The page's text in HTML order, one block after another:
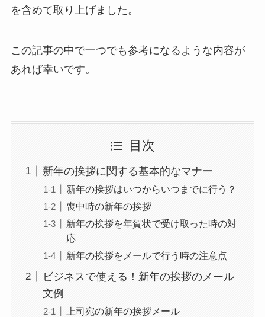
を含めて取り上げました。
この記事の中で一つでも参考になるような内容が
あれば幸いです。
目次
新年の挨拶に関する基本的なマナー
新年の挨拶はいつからいつまでに行う？
喪中時の新年の挨拶
新年の挨拶を年賀状で受け取った時の対
応
新年の挨拶をメールで行う時の注意点
ビジネスで使える！新年の挨拶のメール
文例
上司宛の新年の挨拶メール